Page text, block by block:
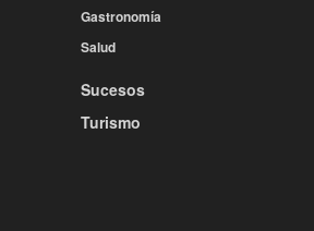
Gastronomía
Salud
Sucesos
Turismo